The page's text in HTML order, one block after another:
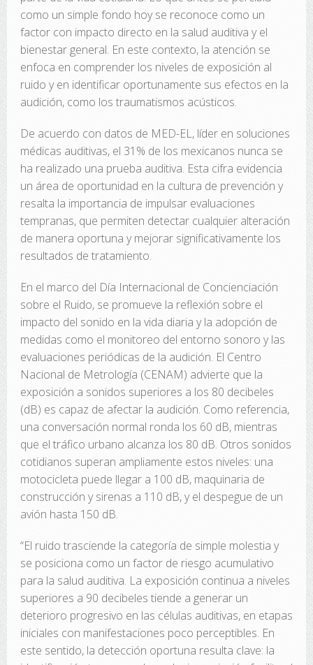
como un simple fondo hoy se reconoce como un
factor con impacto directo en la salud auditiva y el
bienestar general. En este contexto, la atención se
enfoca en comprender los niveles de exposición al
ruido y en identificar oportunamente sus efectos en la
audición, como los traumatismos acústicos.
De acuerdo con datos de MED-EL, líder en soluciones
médicas auditivas, el 31% de los mexicanos nunca se
ha realizado una prueba auditiva. Esta cifra evidencia
un área de oportunidad en la cultura de prevención y
resalta la importancia de impulsar evaluaciones
tempranas, que permiten detectar cualquier alteración
de manera oportuna y mejorar significativamente los
resultados de tratamiento.
En el marco del Día Internacional de Concienciación
sobre el Ruido, se promueve la reflexión sobre el
impacto del sonido en la vida diaria y la adopción de
medidas como el monitoreo del entorno sonoro y las
evaluaciones periódicas de la audición. El Centro
Nacional de Metrología (CENAM) advierte que la
exposición a sonidos superiores a los 80 decibeles
(dB) es capaz de afectar la audición. Como referencia,
una conversación normal ronda los 60 dB, mientras
que el tráfico urbano alcanza los 80 dB. Otros sonidos
cotidianos superan ampliamente estos niveles: una
motocicleta puede llegar a 100 dB, maquinaria de
construcción y sirenas a 110 dB, y el despegue de un
avión hasta 150 dB.
“El ruido trasciende la categoría de simple molestia y
se posiciona como un factor de riesgo acumulativo
para la salud auditiva. La exposición continua a niveles
superiores a 90 decibeles tiende a generar un
deterioro progresivo en las células auditivas, en etapas
iniciales con manifestaciones poco perceptibles. En
este sentido, la detección oportuna resulta clave: la